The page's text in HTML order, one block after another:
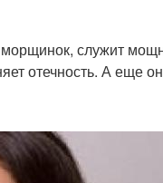
морщинок, служит
отечность. А еще